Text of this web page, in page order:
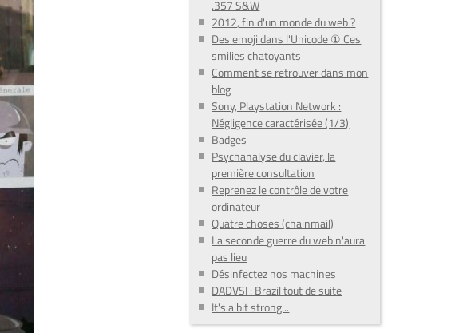
.357 S&W
2012, fin d'un monde du web ?
Des emoji dans l'Unicode ① Ces
smilies chatoyants
Comment se retrouver dans mon
blog
Sony, Playstation Network :
Négligence caractérisée (1/3)
Badges
Psychanalyse du clavier, la
première consultation
Reprenez le contrôle de votre
ordinateur
Quatre choses (chainmail)
La seconde guerre du web n'aura
pas lieu
Désinfectez nos machines
DADVSI : Brazil tout de suite
It's a bit strong...